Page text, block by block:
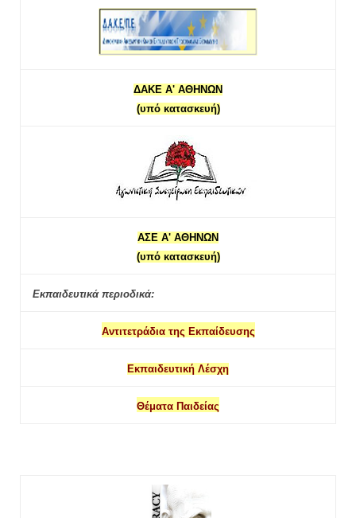
ΔΑΚΕ Α' ΑΘΗΝΩΝ
(υπό κατασκευή)
ΑΣΕ Α' ΑΘΗΝΩΝ
(υπό κατασκευή)
Εκπαιδευτικά περιοδικά:
Αντιτετράδια της Εκπαίδευσης
Εκπαιδευτική Λέσχη
Θέματα Παιδείας